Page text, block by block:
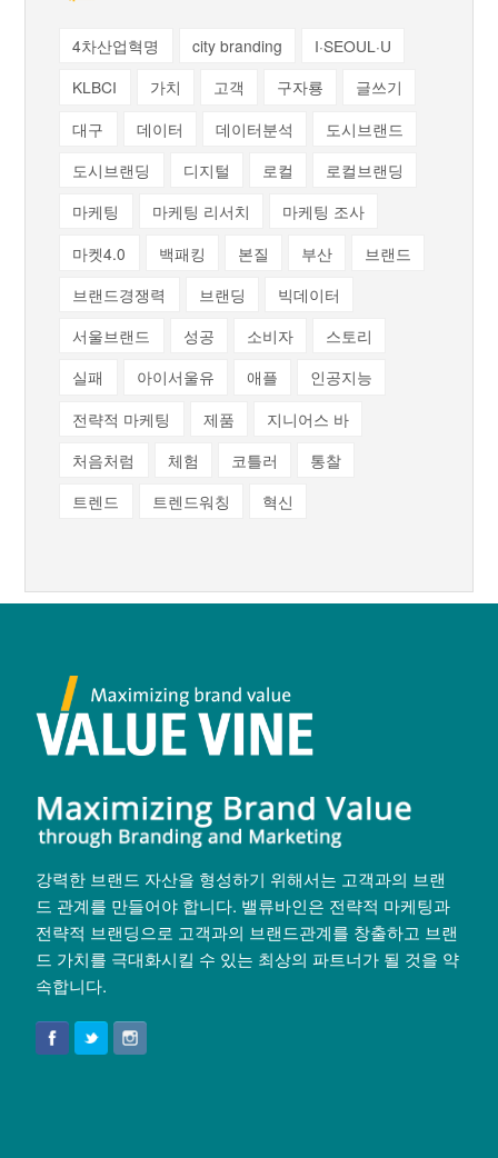
4차산업혁명 city branding
I·SEOUL·U
KLBCI
가치 고객 구자룡
글쓰기
대구
데이터 데이터분석
도시브랜드
도시브랜딩
디지털 로컬
로컬브랜딩
마케팅
마케팅 리서치
마케팅 조사
마켓4.0
백패킹 본질 부산
브랜드
브랜드경쟁력
브랜딩
빅데이터
서울브랜드
성공 소비자
스토리
실패
아이서울유 애플
인공지능
전략적 마케팅
제품
지니어스 바
처음처럼
체험 코틀러
통찰
트렌드
트렌드워칭 혁신
강력한 브랜드 자산을 형성하기 위해서는 고객과의 브랜
드 관계를 만들어야 합니다. 밸류바인은 전략적 마케팅과
전략적 브랜딩으로 고객과의 브랜드관계를 창출하고 브랜
드 가치를 극대화시킬 수 있는 최상의 파트너가 될 것을 약
속합니다.